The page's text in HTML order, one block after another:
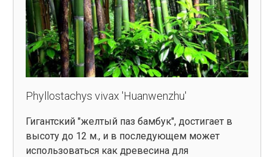
Phyllostachys vivax 'Huanwenzhu'
Гигантский "желтый паз бамбук", достигает в
высоту до 12 м., и в последующем может
использоваться как древесина для